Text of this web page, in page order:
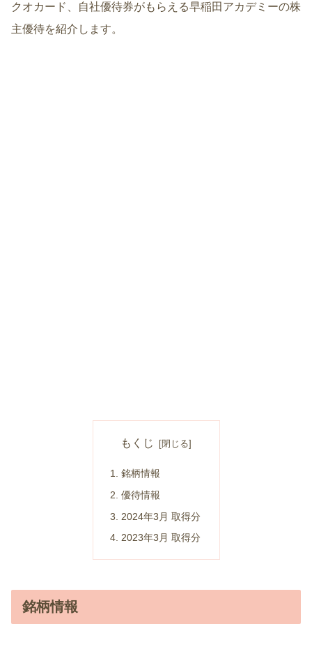
クオカード、自社優待券がもらえる早稲田アカデミーの株
主優待を紹介します。
もくじ
銘柄情報
優待情報
2024年3月 取得分
2023年3月 取得分
銘柄情報